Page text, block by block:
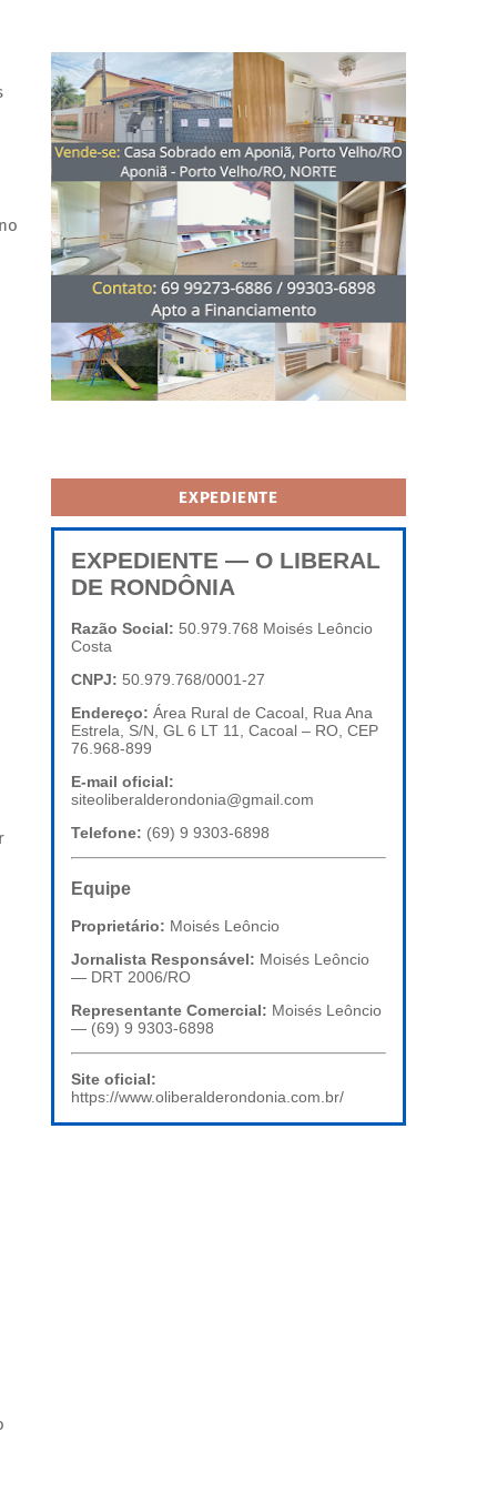
EXPEDIENTE
EXPEDIENTE — O LIBERAL
DE RONDÔNIA
Razão Social: 50.979.768 Moisés Leôncio
Costa
CNPJ: 50.979.768/0001-27
Endereço: Área Rural de Cacoal, Rua Ana
Estrela, S/N, GL 6 LT 11, Cacoal – RO, CEP
76.968-899
E-mail oficial:
siteoliberalderondonia@gmail.com
Telefone: (69) 9 9303-6898
Equipe
Proprietário: Moisés Leôncio
Jornalista Responsável: Moisés Leôncio
— DRT 2006/RO
Representante Comercial: Moisés Leôncio
— (69) 9 9303-6898
Site oficial:
https://www.oliberalderondonia.com.br/